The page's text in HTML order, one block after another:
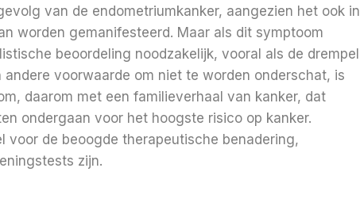
van de endometriumkanker, aangezien het ook in
worden gemanifesteerd. Maar als dit symptoom
beoordeling noodzakelijk, vooral als de drempel
voorwaarde om niet te worden onderschat, is
daarom met een familieverhaal van kanker, dat
ondergaan voor het hoogste risico op kanker.
de beoogde therapeutische benadering,
zijn.